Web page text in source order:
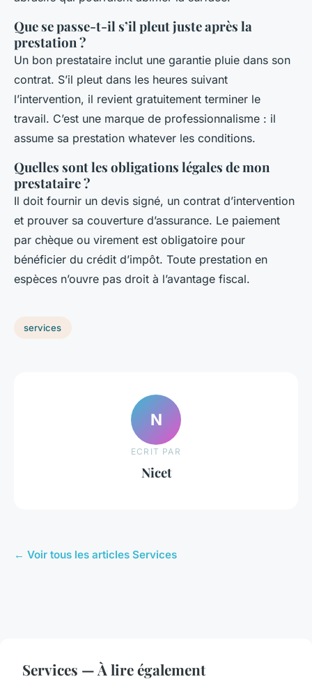
Que se passe-t-il s’il pleut juste après la
prestation ?
Un bon prestataire inclut une garantie pluie dans son
contrat. S’il pleut dans les heures suivant
l’intervention, il revient gratuitement terminer le
travail. C’est une marque de professionnalisme : il
assume sa prestation whatever les conditions.
Quelles sont les obligations légales de mon
prestataire ?
Il doit fournir un devis signé, un contrat d’intervention
et prouver sa couverture d’assurance. Le paiement
par chèque ou virement est obligatoire pour
bénéficier du crédit d’impôt. Toute prestation en
espèces n’ouvre pas droit à l’avantage fiscal.
services
N
ECRIT PAR
Nicet
← Voir tous les articles Services
Services — À lire également